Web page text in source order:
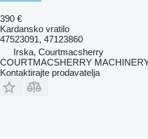
390 €
Kardansko vratilo
47523091, 47123860
Irska, Courtmacsherry
COURTMACSHERRY
Kontaktirajte prodavatelja